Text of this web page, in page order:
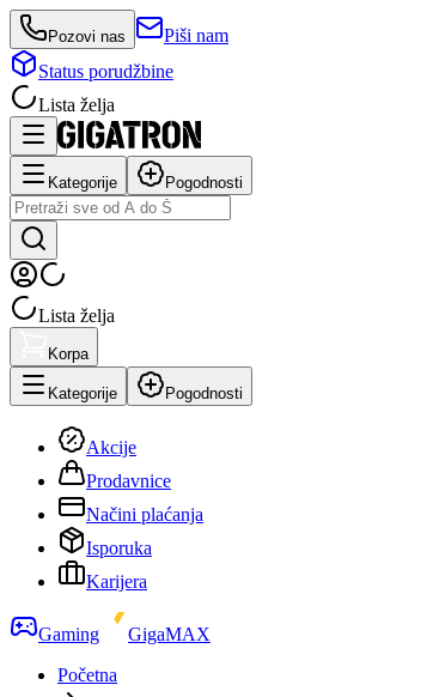
Pozovi nas
Piši nam
Status porudžbine
Lista želja
Kategorije Pogodnosti
Lista želja
Korpa
Kategorije Pogodnosti
Akcije
Prodavnice
Načini plaćanja
Isporuka
Karijera
Gaming
GigaMAX
Početna